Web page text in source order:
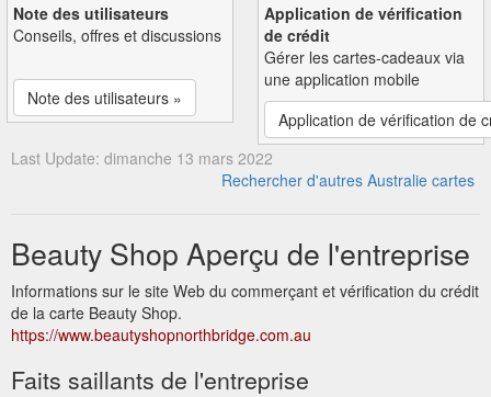
Note des utilisateurs
Conseils, offres et discussions
Note des utilisateurs »
Application de vérification
de crédit
Gérer les cartes-cadeaux via
une application mobile
Application de vérification de
Last Update: dimanche 13 mars 2022
Rechercher d'autres Australie cartes
Beauty Shop Aperçu de l'entreprise
Informations sur le site Web du commerçant et vérification du crédit
de la carte Beauty Shop.
https://www.beautyshopnorthbridge.com.au
Faits saillants de l'entreprise